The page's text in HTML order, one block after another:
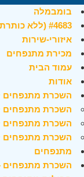
בומבמלה
#4683 (ללא כותרת)
איזורי-שירות
מכירת מתנפחים
עמוד הבית
אודות
השכרת מתנפחים
השכרת מתנפחים
השכרת מתנפחים
השכרת מתנפחים
מתנפחים
השכרת מתנפחים